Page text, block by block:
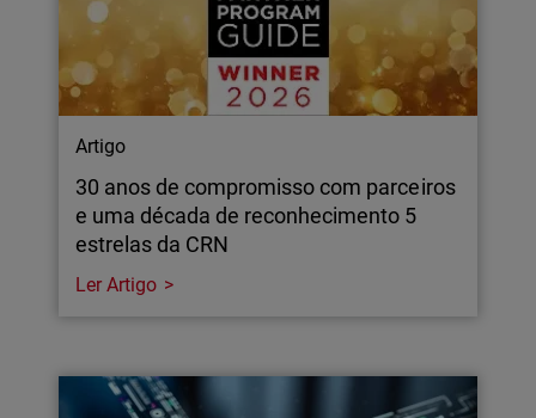
Artigo
30 anos de compromisso com parceiros
e uma década de reconhecimento 5
estrelas da CRN
Ler Artigo